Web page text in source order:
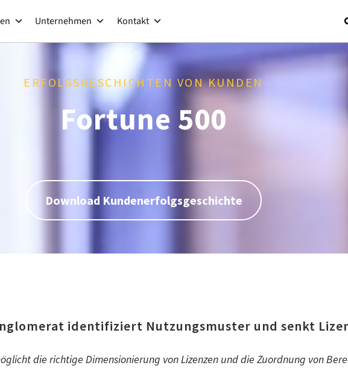
Unternehmen Kontakt
ERFOLGSGESCHICHTEN VON KUNDEN
Fortune 500
Download Kundenerfolgsgeschichte
identifiziert Nutzungsmuster und senkt
die richtige Dimensionierung von Lizenzen und die Zuordnung von